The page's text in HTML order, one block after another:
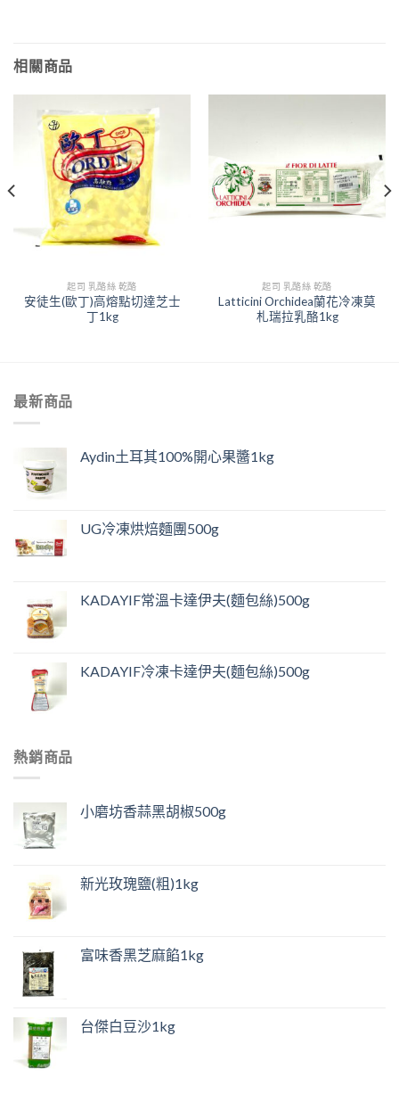
相關商品
起司 乳酪絲 乾酪
安徒生(歐丁)高熔點切達芝士
丁1kg
起司 乳酪絲 乾酪
Latticini Orchidea蘭花冷凍莫
札瑞拉乳酪1kg
最新商品
Aydin土耳其100%開心果醬1kg
UG冷凍烘焙麵團500g
KADAYIF常溫卡達伊夫(麵包絲)500g
KADAYIF冷凍卡達伊夫(麵包絲)500g
熱銷商品
小磨坊香蒜黑胡椒500g
新光玫瑰鹽(粗)1kg
富味香黑芝麻餡1kg
台傑白豆沙1kg